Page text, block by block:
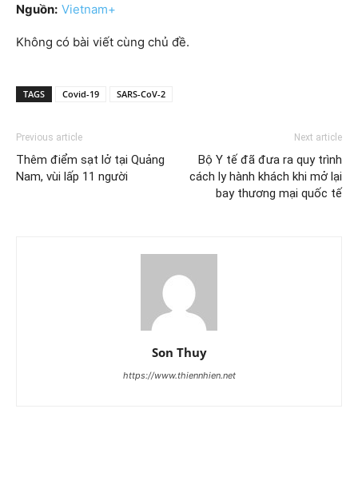
Nguồn: Vietnam+
Không có bài viết cùng chủ đề.
TAGS Covid-19 SARS-CoV-2
Previous article
Thêm điểm sạt lở tại Quảng
Nam, vùi lấp 11 người
Next article
Bộ Y tế đã đưa ra quy trình
cách ly hành khách khi mở lại
bay thương mại quốc tế
Son Thuy
https://www.thiennhien.net